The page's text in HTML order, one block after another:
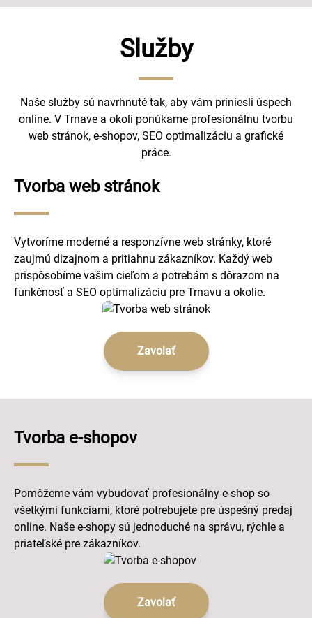
Služby
Naše služby sú navrhnuté tak, aby vám priniesli úspech
online. V Trnave a okolí ponúkame profesionálnu tvorbu
web stránok, e-shopov, SEO optimalizáciu a grafické
práce.
Zavolať
Tvorba web stránok
Vytvoríme moderné a responzívne web stránky, ktoré
zaujmú dizajnom a pritiahnu zákazníkov. Každý web
prispôsobíme vašim cieľom a potrebám s dôrazom na
funkčnosť a SEO optimalizáciu pre Trnavu a okolie.
Zavolať
Tvorba e-shopov
Pomôžeme vám vybudovať profesionálny e-shop so
všetkými funkciami, ktoré potrebujete pre úspešný predaj
online. Naše e-shopy sú jednoduché na správu, rýchle a
priateľské pre zákazníkov.